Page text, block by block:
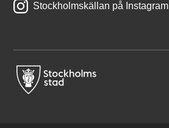
Stockholmskällan på Instagram